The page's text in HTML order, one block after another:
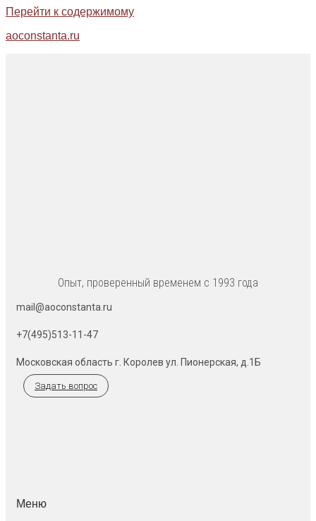
Перейти к содержимому
aoconstanta.ru
Опыт, проверенный временем с 1993 года
mail@aoconstanta.ru
+7(495)513-11-47
Московская область г. Королев ул. Пионерская, д.1Б
Задать вопрос
Меню